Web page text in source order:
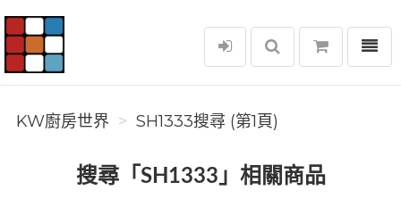
KW廚房世界
選單
KW廚房世界 SH1333搜尋 (第1頁)
搜尋「SH1333」相關商品